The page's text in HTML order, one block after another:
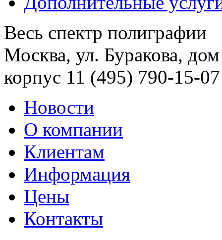
Весь спектр полиграфии
Москва, ул. Буракова,
корпус 11 (495) 790-15-07
Новости
О компании
Клиентам
Информация
Цены
Контакты